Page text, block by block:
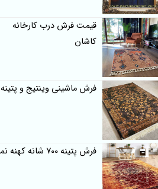
قیمت فرش درب کارخانه
کاشان
فرش ماشینی وینتیج و پتینه
فرش پتینه 700 شانه کهنه نما